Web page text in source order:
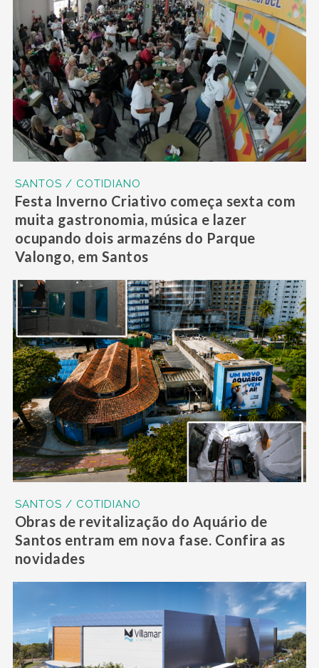
SANTOS / COTIDIANO
Festa Inverno Criativo começa sexta com
muita gastronomia, música e lazer
ocupando dois armazéns do Parque
Valongo, em Santos
SANTOS / COTIDIANO
Obras de revitalização do Aquário de
Santos entram em nova fase. Confira as
novidades